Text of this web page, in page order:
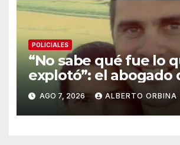
POLICIALES
“No sabe qué fue lo
explotó”: el abogado
hombre al que
matar a su mujer
en duda el celular
AGO 7, 2026 ALBERTO ORBINA